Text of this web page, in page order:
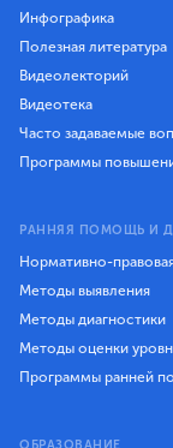
Инфографика
Полезная литература
Видеолекторий
Видеотека
Часто задаваемые
Программы
РАННЯЯ ПОМОЩЬ И
Нормативно-
Методы выявления
Методы диагностики
Методы оценки
Программы ранней